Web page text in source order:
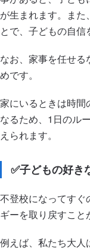
が生まれます。また
とで、子どもの自信
なお、家事を任せ
めです。
家にいるときは時間
なるため、1日のル
えられます。
✅子どもの好き
不登校になってす
ギーを取り戻すこと
例えば、私たち大人